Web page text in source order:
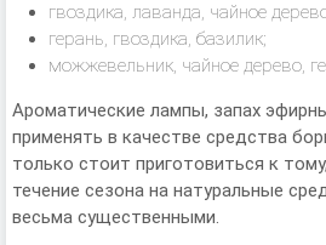
гвоздика, лаванда, чайное
герань, гвоздика, базилик;
можжевельник, чайное дерево,
Ароматические лампы, запах
применять в качестве средства
только стоит приготовиться к
течение сезона на натуральные
весьма существенными.